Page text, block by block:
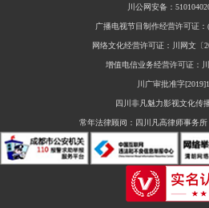
川公网安备：
广播电视节目制作经营许可证：
网络文化经营许可证：川网文〔
增值电信业务经营许可证：
川广审批准字
四川非凡魅力影视文化传
常年法律顾问：四川凡高律师事务所